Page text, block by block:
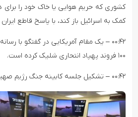
کشوری که حریم هوایی یا خاک خود را برای
کمک به اسرائیل باز کند، با پاسخ قاطع
۰۰:۴۲ – یک مقام آمریکایی در گفتگو با
۱۰۰ فروند پهپاد انتحاری شلیک کرده است.
۰۰:۴۲ – تشکیل جلسه کابینه جنگ رژیم صهیونیستی.